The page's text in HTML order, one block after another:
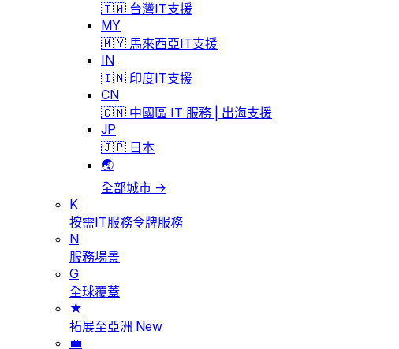
🇹🇼 台灣IT支援
MY
🇲🇾 馬來西亞IT支援
IN
🇮🇳 印度IT支援
CN
🇨🇳 中國區 IT 服務 | 出海支援
JP
🇯🇵 日本
🌏
全部城市 →
K
按需IT服務令牌服務
N
服務場景
G
全球覆蓋
★
拓展至亞洲 New
💼